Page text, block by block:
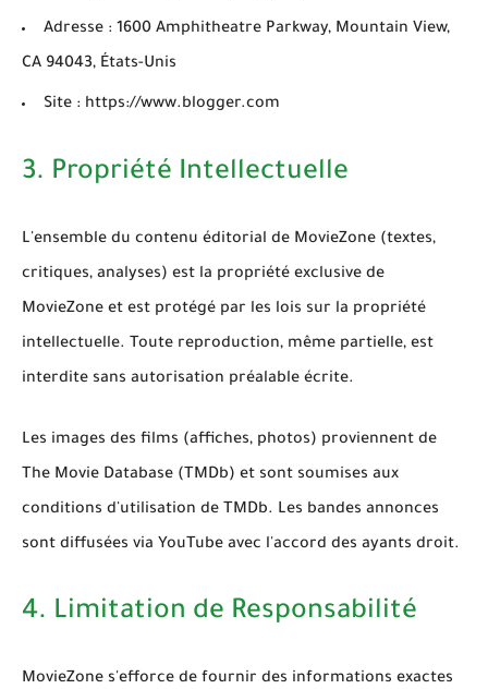
Adresse : 1600 Amphitheatre Parkway, Mountain View,
CA 94043, États-Unis
Site : https://www.blogger.com
3. Propriété Intellectuelle
L'ensemble du contenu éditorial de MovieZone (textes,
critiques, analyses) est la propriété exclusive de
MovieZone et est protégé par les lois sur la propriété
intellectuelle. Toute reproduction, même partielle, est
interdite sans autorisation préalable écrite.
Les images des films (affiches, photos) proviennent de
The Movie Database (TMDb) et sont soumises aux
conditions d'utilisation de TMDb. Les bandes annonces
sont diffusées via YouTube avec l'accord des ayants droit.
4. Limitation de Responsabilité
MovieZone s'efforce de fournir des informations exactes